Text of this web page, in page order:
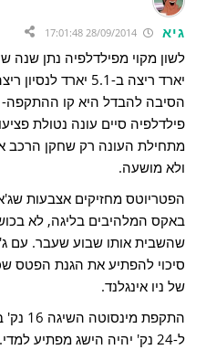
גיא
הסיבה להבדל היא קו
מתחילת העונה רק שחקן הרכב
ולא מושעה.
הפטריוטס מחזיקים אצבעות
באקס המלהיבים בליגה, לא
שהשבית אותו שבוע שעבר. עם
סיכוי להפתיע את הגנת הפטס
של ניו אינגלנד.
ל-24 נק' יהיה הישג מפתיע למדי.